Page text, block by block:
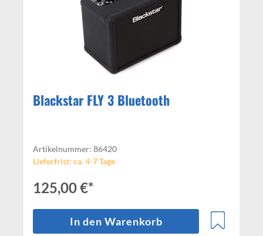
Blackstar FLY 3 Bluetooth
Artikelnummer: 86420
Lieferfrist: ca. 4-7 Tage
125,00 €*
In den Warenkorb